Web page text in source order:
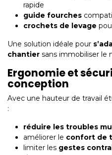
rapide
guide fourches
crochets de levage
Une solution idéale pour
chantier sans immobiliser le
Ergonomie et
conception
Avec une hauteur de travail
:
réduire les troubles
améliorer le confort de
limiter les gestes